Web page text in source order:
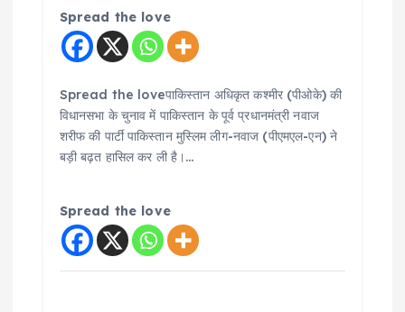
Spread the love
Spread the loveपाकिस्तान अधिकृत कश्मीर (पीओके) की
विधानसभा के चुनाव में पाकिस्तान के पूर्व प्रधानमंत्री नवाज
शरीफ की पार्टी पाकिस्तान मुस्लिम लीग-नवाज (पीएमएल-एन) ने
बड़ी बढ़त हासिल कर ली है।…
Spread the love